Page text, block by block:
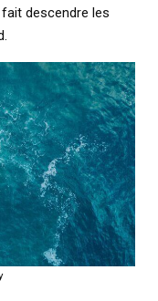
descendre les